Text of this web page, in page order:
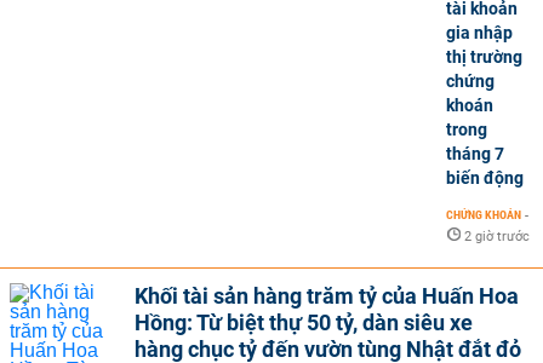
tài khoản
gia nhập
thị trường
chứng
khoán
trong
tháng 7
biến động
CHỨNG KHOÁN -
2 giờ trước
Khối tài sản hàng trăm tỷ của Huấn Hoa
Hồng: Từ biệt thự 50 tỷ, dàn siêu xe
hàng chục tỷ đến vườn tùng Nhật đắt đỏ